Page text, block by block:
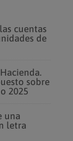
cuentas
de
sobre
2025
una
letra